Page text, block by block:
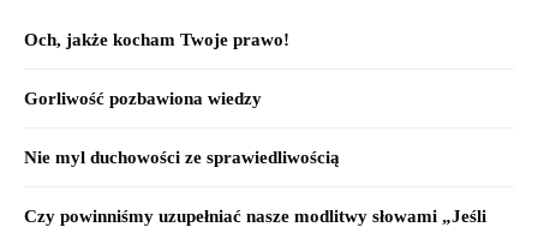
Och, jakże kocham Twoje prawo!
Gorliwość pozbawiona wiedzy
Nie myl duchowości ze sprawiedliwością
Czy powinniśmy uzupełniać nasze modlitwy słowami „Jeśli